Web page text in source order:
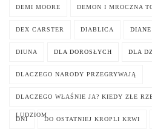
DEMI MOORE DEMON I MROCZNA
DEX CARSTER DIABLICA
DIUNA DLA DOROSŁYCH DLA
DLACZEGO NARODY PRZEGRYWAJĄ
DLACZEGO WŁAŚNIE JA? KIEDY ZŁE
LUDZIOM
DNI DO OSTATNIEJ KROPLI KRWI